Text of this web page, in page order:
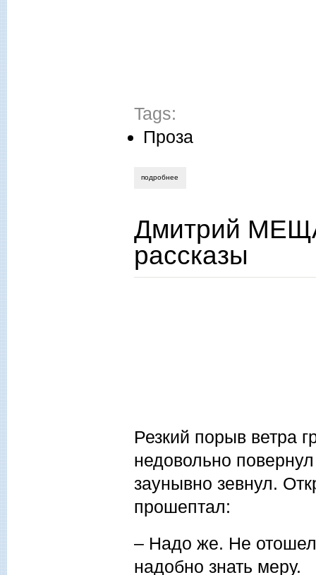
Tags:
Проза
подробнее
Дмитрий
рассказы
Резкий порыв ветра
недовольно
заунывно зевнул.
прошептал:
– Надо же. Не
надобно знать меру.